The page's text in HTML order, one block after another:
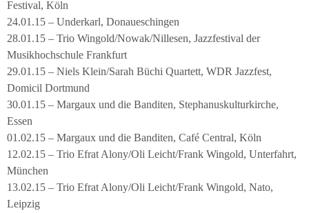
Festival, Köln
24.01.15 – Underkarl, Donaueschingen
28.01.15 – Trio Wingold/Nowak/Nillesen, Jazzfestival der
Musikhochschule Frankfurt
29.01.15 – Niels Klein/Sarah Büchi Quartett, WDR Jazzfest,
Domicil Dortmund
30.01.15 – Margaux und die Banditen, Stephanuskulturkirche,
Essen
01.02.15 – Margaux und die Banditen, Café Central, Köln
12.02.15 – Trio Efrat Alony/Oli Leicht/Frank Wingold, Unterfahrt,
München
13.02.15 – Trio Efrat Alony/Oli Leicht/Frank Wingold, Nato,
Leipzig